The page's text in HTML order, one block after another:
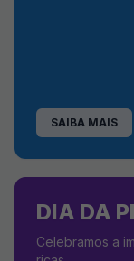
SAIBA MAIS
DIA DA
Celebramos a